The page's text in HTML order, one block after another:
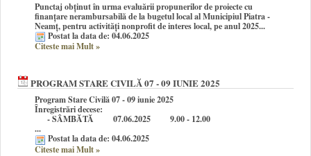
Punctaj obținut în urma evaluării propunerilor de proiecte cu
finanțare nerambursabilă de la bugetul local al Municipiul Piatra -
Neamț, pentru activități nonprofit de interes local, pe anul 2025...
Postat la data de: 04.06.2025
Citeste mai Mult»
PROGRAM STARE CIVILĂ 07 - 09 IUNIE 2025
Program Stare Civilă 07 - 09 iunie 2025
Înregistrări decese:
- SÂMBĂTĂ 07.06.2025 9.00 - 12.00
...
Postat la data de: 04.06.2025
Citeste mai Mult»